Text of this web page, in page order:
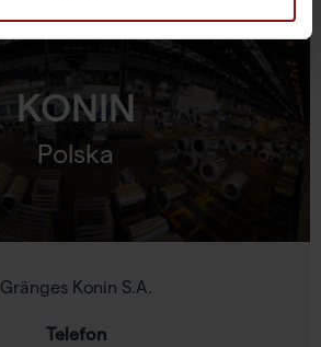
KONIN
Polska
Gränges Konin S.A.
Telefon